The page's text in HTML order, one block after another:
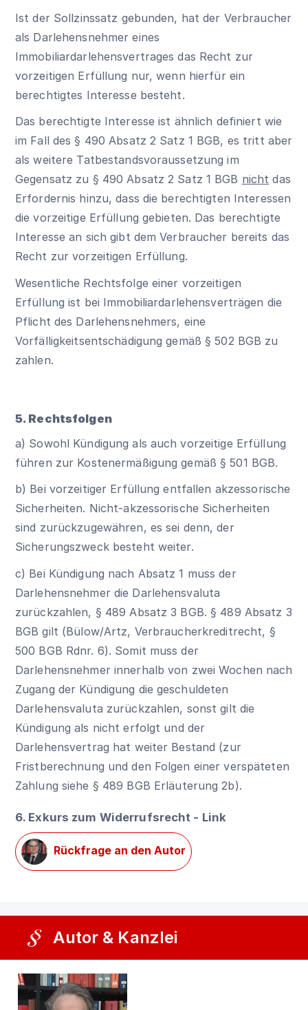
Ist der Sollzinssatz gebunden, hat der Verbraucher
als Darlehensnehmer eines
Immobiliardarlehensvertrages das Recht zur
vorzeitigen Erfüllung nur, wenn hierfür ein
berechtigtes Interesse besteht.
Das berechtigte Interesse ist ähnlich definiert wie
im Fall des § 490 Absatz 2 Satz 1 BGB, es tritt aber
als weitere Tatbestandsvoraussetzung im
Gegensatz zu § 490 Absatz 2 Satz 1 BGB nicht das
Erfordernis hinzu, dass die berechtigten Interessen
die vorzeitige Erfüllung gebieten. Das berechtigte
Interesse an sich gibt dem Verbraucher bereits das
Recht zur vorzeitigen Erfüllung.
Wesentliche Rechtsfolge einer vorzeitigen
Erfüllung ist bei Immobiliardarlehensverträgen die
Pflicht des Darlehensnehmers, eine
Vorfälligkeitsentschädigung gemäß§ 502 BGB zu
zahlen.
5. Rechtsfolgen
a) Sowohl Kündigung als auch vorzeitige Erfüllung
führen zur Kostenermäßigung gemäß§ 501 BGB.
b) Bei vorzeitiger Erfüllung entfallen akzessorische
Sicherheiten. Nicht-akzessorische Sicherheiten
sind zurückzugewähren, es sei denn, der
Sicherungszweck besteht weiter.
c) Bei Kündigung nach Absatz 1 muss der
Darlehensnehmer die Darlehensvaluta
zurückzahlen, § 489 Absatz 3 BGB. § 489 Absatz 3
BGB gilt (Bülow/Artz, Verbraucherkreditrecht, §
500 BGB Rdnr. 6). Somit muss der
Darlehensnehmer innerhalb von zwei Wochen nach
Zugang der Kündigung die geschuldeten
Darlehensvaluta zurückzahlen, sonst gilt die
Kündigung als nicht erfolgt und der
Darlehensvertrag hat weiter Bestand (zur
Fristberechnung und den Folgen einer verspäteten
Zahlung siehe § 489 BGB Erläuterung 2b).
6. Exkurs zum Widerrufsrecht - Link
Rückfrage an den Autor
Autor & Kanzlei